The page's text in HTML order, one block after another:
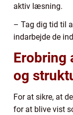
aktiv læsning.
– Tag dig tid til
indarbejde de
Erobring
og
For at sikre, at
for at blive vist